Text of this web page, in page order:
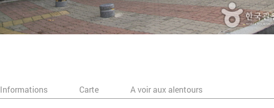
Informations Carte A voir aux alentours